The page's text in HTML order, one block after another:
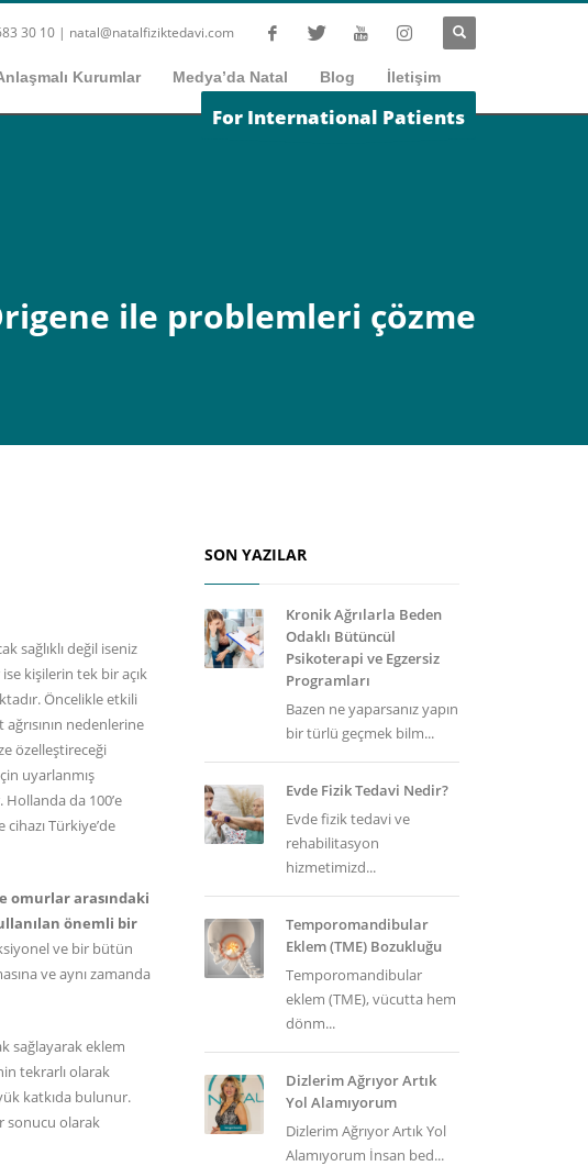
30 10 | natal@natalfiziktedavi.com
Kurumlar Medya’da Natal Blog İletişim
For International Patients
ile problemleri çözme
sağlıklı değil iseniz
kişilerin tek bir açık
Öncelikle etkili
nedenlerine
özelleştireceği
uyarlanmış
da 100’e
Türkiye’de
omurlar arasındaki
önemli bir
ve bir bütün
ve aynı zamanda
sağlayarak eklem
tekrarlı olarak
katkıda bulunur.
sonucu olarak
SON YAZILAR
Kronik Ağrılarla Beden
Odaklı Bütüncül
Psikoterapi ve Egzersiz
Programları
Bazen ne yaparsanız yapın
bir türlü geçmek bilm...
Evde Fizik Tedavi Nedir?
Evde fizik tedavi ve
rehabilitasyon
hizmetimizd...
Temporomandibular
Eklem (TME) Bozukluğu
Temporomandibular
eklem (TME), vücutta hem
dönm...
Dizlerim Ağrıyor Artık
Yol Alamıyorum
Dizlerim Ağrıyor Artık Yol
Alamıyorum İnsan bed...